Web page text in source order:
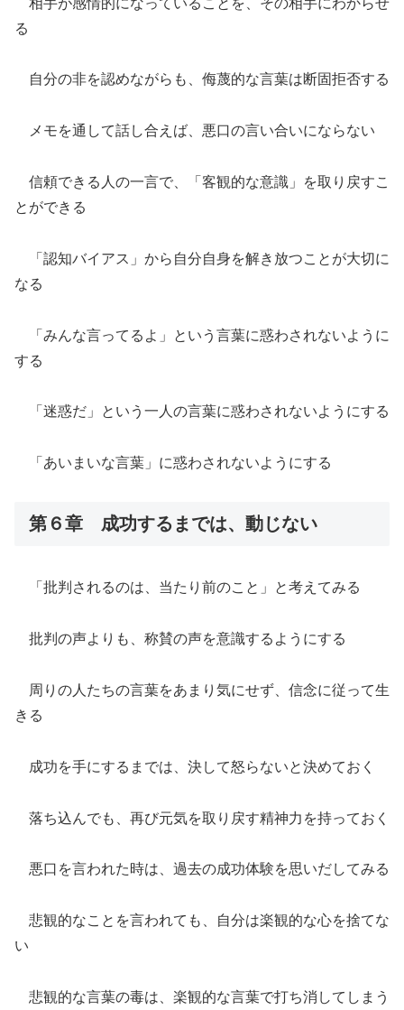
る
自分の非を認めながらも、侮蔑的な言葉は断固拒否する
メモを通して話し合えば、悪口の言い合いにならない
信頼できる人の一言で、「客観的な意識」を取り戻すこ
とができる
「認知バイアス」から自分自身を解き放つことが大切に
なる
「みんな言ってるよ」という言葉に惑わされないように
する
「迷惑だ」という一人の言葉に惑わされないようにする
「あいまいな言葉」に惑わされないようにする
第６章 成功するまでは、動じない
「批判されるのは、当たり前のこと」と考えてみる
批判の声よりも、称賛の声を意識するようにする
周りの人たちの言葉をあまり気にせず、信念に従って生
きる
成功を手にするまでは、決して怒らないと決めておく
落ち込んでも、再び元気を取り戻す精神力を持っておく
悪口を言われた時は、過去の成功体験を思いだしてみる
悲観的なことを言われても、自分は楽観的な心を捨てな
い
悲観的な言葉の毒は、楽観的な言葉で打ち消してしまう